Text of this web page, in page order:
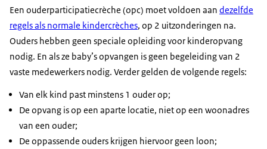
Een ouderparticipatiecrèche (opc) moet voldoen aan dezelfde
regels als normale kindercrèches, op 2 uitzonderingen na.
Ouders hebben geen speciale opleiding voor kinderopvang
nodig. En als ze baby’s opvangen is geen begeleiding van 2
vaste medewerkers nodig. Verder gelden de volgende regels:
Van elk kind past minstens 1 ouder op;
De opvang is op een aparte locatie, niet op een woonadres
van een ouder;
De oppassende ouders krijgen hiervoor geen loon;